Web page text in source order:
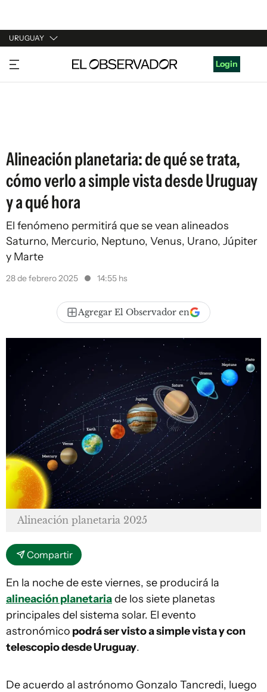
URUGUAY
URUGUAY
ARGENTINA
Login
Alineación planetaria: de qué se trata,
cómo verlo a simple vista desde Uruguay
y a qué hora
El fenómeno permitirá que se vean alineados
Saturno, Mercurio, Neptuno, Venus, Urano, Júpiter
y Marte
28 de febrero 2025 14:55 hs
Agregar El Observador en
Alineación planetaria 2025
Compartir
En la noche de este viernes, se producirá la
alineación planetariade los siete planetas
principales del sistema solar. El evento
astronómico podrá ser visto a simple vista y con
telescopio desde Uruguay.
De acuerdo al astrónomo Gonzalo Tancredi, luego